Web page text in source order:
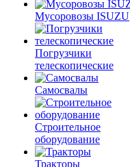
Мусоровозы ISUZU
Погрузчики
телескопические
Самосвалы
Строительное
оборудование
Тракторы